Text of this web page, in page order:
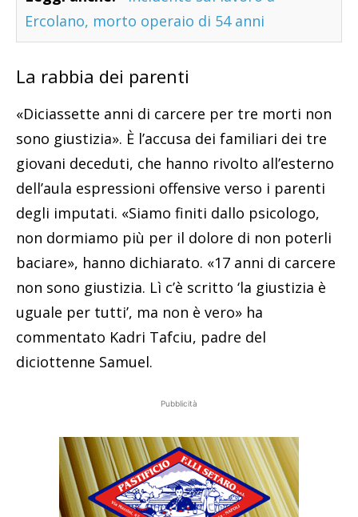
Ercolano, morto operaio di 54 anni
La rabbia dei parenti
«Diciassette anni di carcere per tre morti non
sono giustizia». È l’accusa dei familiari dei tre
giovani deceduti, che hanno rivolto all’esterno
dell’aula espressioni offensive verso i parenti
degli imputati. «Siamo finiti dallo psicologo,
non dormiamo più per il dolore di non poterli
baciare», hanno dichiarato. «17 anni di carcere
non sono giustizia. Lì c’è scritto ‘la giustizia è
uguale per tutti’, ma non è vero» ha
commentato Kadri Tafciu, padre del
diciottenne Samuel.
Pubblicità